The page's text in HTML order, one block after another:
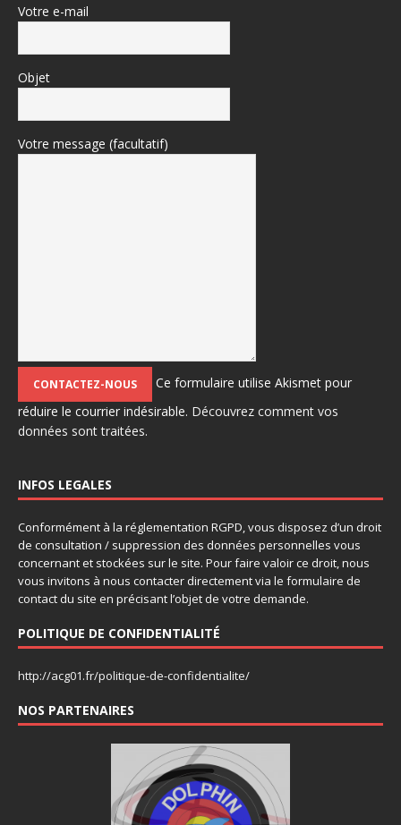
Votre e-mail
Objet
Votre message (facultatif)
Ce formulaire utilise Akismet pour
réduire le courrier indésirable. Découvrez comment vos
données sont traitées.
INFOS LEGALES
Conformément à la réglementation RGPD, vous disposez d’un droit
de consultation / suppression des données personnelles vous
concernant et stockées sur le site. Pour faire valoir ce droit, nous
vous invitons à nous contacter directement via le formulaire de
contact du site en précisant l’objet de votre demande.
POLITIQUE DE CONFIDENTIALITÉ
http://acg01.fr/politique-de-confidentialite/
NOS PARTENAIRES